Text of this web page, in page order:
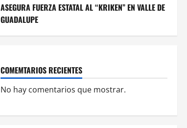
ASEGURA FUERZA ESTATAL AL “KRIKEN” EN VALLE DE
GUADALUPE
COMEMTARIOS RECIENTES
No hay comentarios que mostrar.